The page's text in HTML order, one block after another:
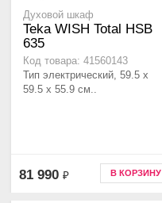
Духовой шкаф
Teka WISH Total HSB
635
Код товара: 41560143
Тип электрический, 59.5 х
59.5 x 55.9 см..
81 990 ₽ В КОРЗИНУ